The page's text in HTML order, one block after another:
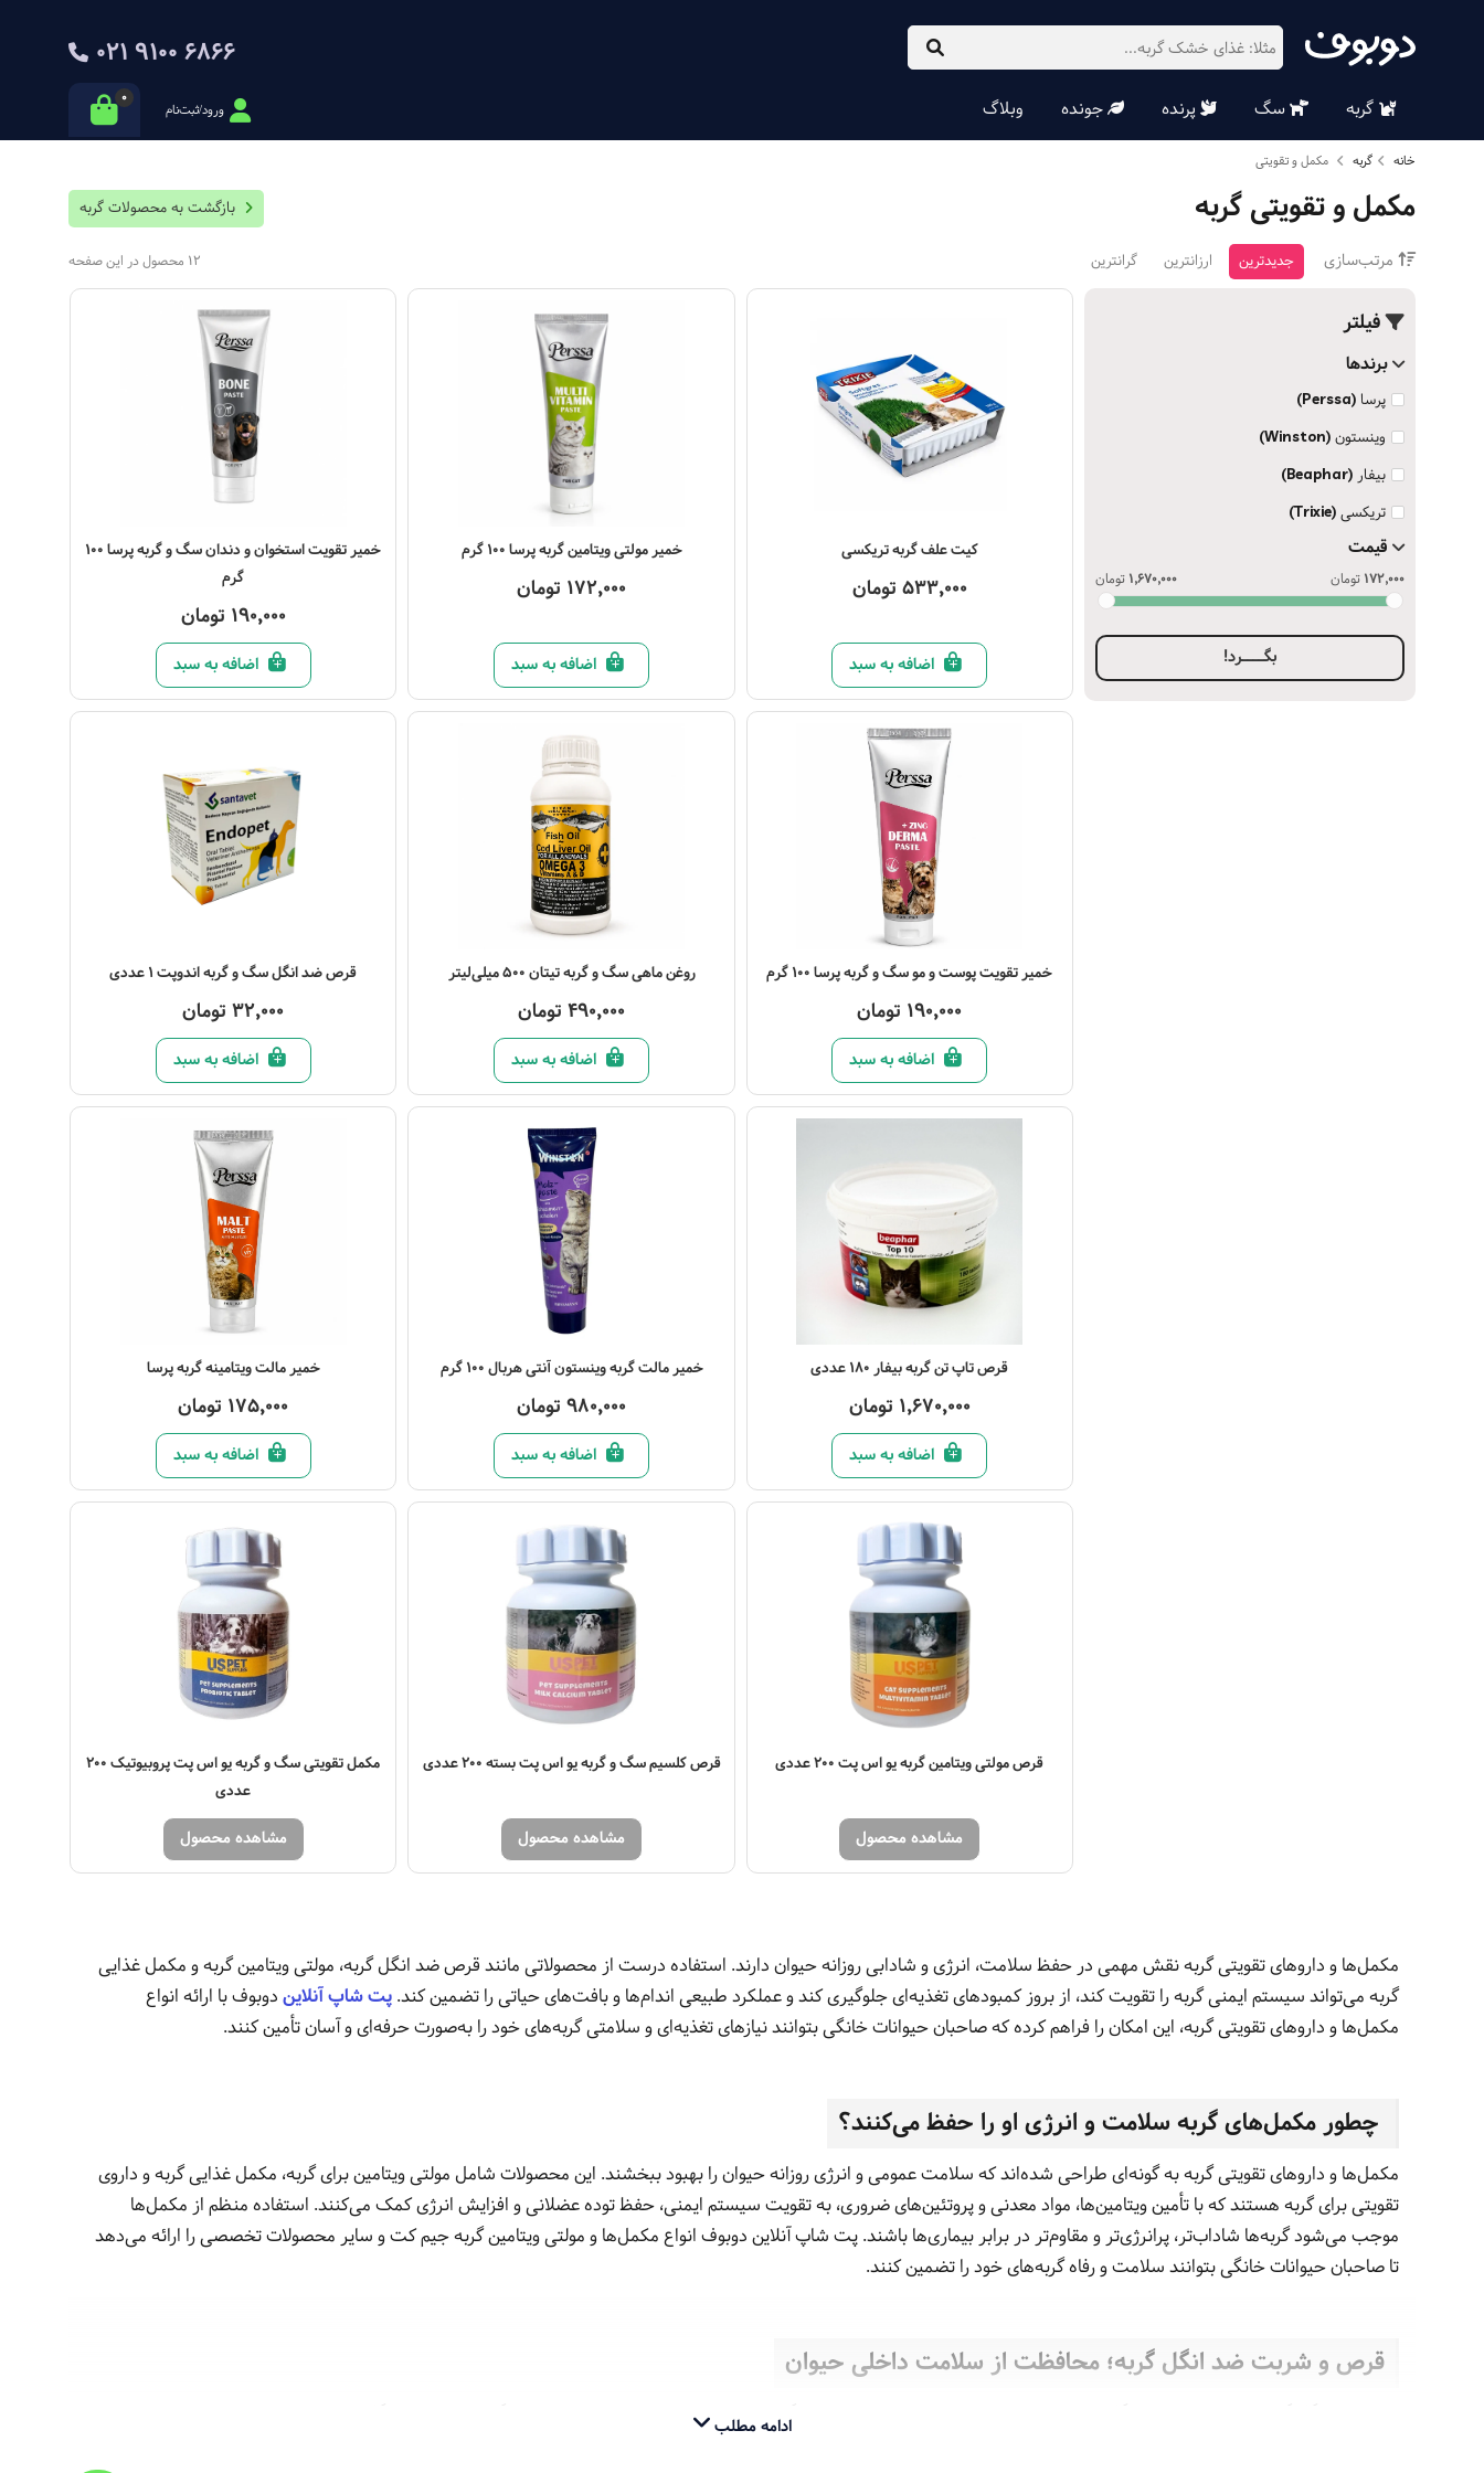
021 9100 6866
ورود/ثبت‌نام
0 گربه سگ پرنده جونده وبلاگ
خانه گربه مکمل و تقویتی
مکمل و تقویتی گربه بازگشت به محصولات گربه
12 محصول در این صفحه مرتب‌سازی جدیدترین ارزانترین گرانترین
فیلتر
برندها
پرسا(Perssa)
وینستون(Winston)
بیفار(Beaphar)
تریکسی(Trixie)
قیمت
172,000 تومان 1,670,000 تومان
بگــــرد!
مشاهده محصولکیت علف گربه تریکسی
533,000 تومان
اضافه به سبد
مشاهده محصول
خمیر مولتی ویتامین گربه پرسا 100 گرم
172,000 تومان
اضافه به سبد
مشاهده محصول
خمیر تقویت استخوان و دندان سگ و گربه پرسا 100
گرم
190,000 تومان
اضافه به سبد
مشاهده محصول
خمیر تقویت پوست و مو سگ و گربه پرسا 100 گرم
190,000 تومان
اضافه به سبد
مشاهده محصول
روغن ماهی سگ و گربه تیتان 500 میلی‌لیتر
490,000 تومان
اضافه به سبد
مشاهده محصول
قرص ضد انگل سگ و گربه اندوپت 1 عددی
32,000 تومان
اضافه به سبد
مشاهده محصول
قرص تاپ تن گربه بیفار 180 عددی
1,670,000 تومان
اضافه به سبد
مشاهده محصول
خمیر مالت گربه وینستون آنتی هربال 100 گرم
980,000 تومان
اضافه به سبد
مشاهده محصولخمیر مالت ویتامینه گربه پرسا
175,000 تومان
اضافه به سبد
قرص مولتی ویتامین گربه یو اس پت 200 عددی
مشاهده محصول
قرص کلسیم سگ و گربه یو اس پت بسته 200 عددی
مشاهده محصول
مکمل تقویتی سگ و گربه یو اس پت پروبیوتیک 200
عددی
مشاهده محصول
مکمل‌ها و داروهای تقویتی گربه نقش مهمی در حفظ سلامت، انرژی و شادابی روزانه حیوان دارند. استفاده درست از محصولاتی مانند قرص ضد انگل گربه، مولتی ویتامین گربه و مکمل غذایی
گربه می‌تواند سیستم ایمنی گربه را تقویت کند، از بروز کمبودهای تغذیه‌ای جلوگیری کند و عملکرد طبیعی اندام‌ها و بافت‌های حیاتی را تضمین کند.پت شاپ آنلایندوبوف با ارائه انواع
مکمل‌ها و داروهای تقویتی گربه، این امکان را فراهم کرده که صاحبان حیوانات خانگی بتوانند نیازهای تغذیه‌ای و سلامتی گربه‌های خود را به‌صورت حرفه‌ای و آسان تأمین کنند.
چطور مکمل‌های گربه سلامت و انرژی او را حفظ می‌کنند؟
مکمل‌ها و داروهای تقویتی گربه به گونه‌ای طراحی شده‌اند که سلامت عمومی و انرژی روزانه حیوان را بهبود ببخشند. این محصولات شامل مولتی ویتامین برای گربه، مکمل غذایی گربه و داروی
تقویتی برای گربه هستند که با تأمین ویتامین‌ها، مواد معدنی و پروتئین‌های ضروری، به تقویت سیستم ایمنی، حفظ توده عضلانی و افزایش انرژی کمک می‌کنند. استفاده منظم از مکمل‌ها
موجب می‌شود گربه‌ها شاداب‌تر، پرانرژی‌تر و مقاوم‌تر در برابر بیماری‌ها باشند. پت شاپ آنلاین دوبوف انواع مکمل‌ها و مولتی ویتامین گربه جیم کت و سایر محصولات تخصصی را ارائه می‌دهد
تا صاحبان حیوانات خانگی بتوانند سلامت و رفاه گربه‌های خود را تضمین کنند.
قرص و شربت ضد انگل گربه؛ محافظت از سلامت داخلی حیوان
قرص ضد انگل گربه و شربت‌های ضد انگل، ابزار اصلی برای محافظت از سلامت داخلی گربه‌ها هستند. این محصولات با هدف جلوگیری از ابتلا به انگل‌های داخلی مانند کرم‌های روده و
پروتوزوآها طراحی شده‌اند و به حفظ عملکرد دستگاه گوارش و سلامت عمومی حیوان کمک می‌کنند.
ادامه مطلب